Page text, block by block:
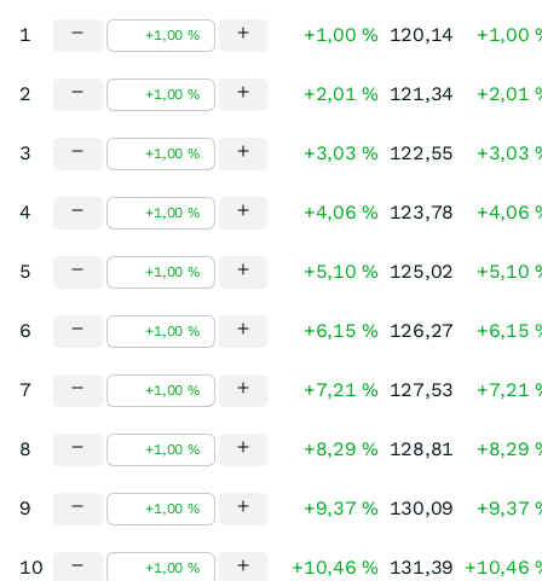
1 +1,00 % 120,14 +1,00
2 +2,01 % 121,34 +2,01
3 +3,03 % 122,55 +3,03
4 +4,06 % 123,78 +4,06
5 +5,10 % 125,02 +5,10
6 +6,15 % 126,27 +6,15
7 +7,21 % 127,53 +7,21
8 +8,29 % 128,81 +8,29
9 +9,37 % 130,09 +9,37
10 +10,46 % 131,39 +10,46